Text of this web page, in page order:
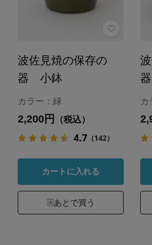
波佐見焼の保存の
器 小鉢
カラー：緑
2,200円 （税込）
4.7（142）
カートに入れる
あとで買う
カ